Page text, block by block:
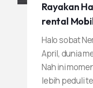
Rayakan
rental
Lingkungan
Halo sobat
April, dunia
Nah ini
lebih peduli